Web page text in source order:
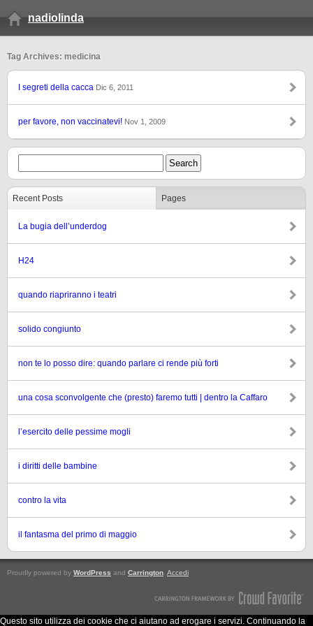
nadiolinda
Tag Archives: medicina
I segreti della cacca Dic 6, 2011
per favore, non vaccinatevi! Nov 1, 2009
Recent Posts Pages
La bugia dell’underdog
H24
quando riapriranno i teatri
solido congiunto
non te lo posso dire: quando parlare ci rende più forti
una cosa sconvolgente che (presto) faremo tutti | dentro la Caffaro
l’esercito delle pessime mogli
i diritti delle bambine
contro la vita
il fantasma del primo di maggio
Proudly powered by WordPress and Carrington Accedi
Questo sito utilizza dei cookie che ci aiutano ad erogare i servizi. Continuando la